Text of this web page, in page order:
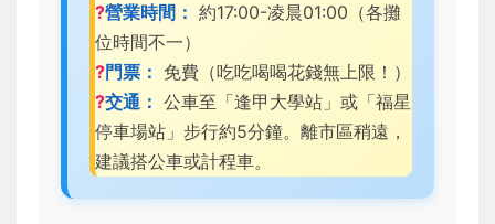
?營業時間： 約17:00-凌晨01:00（各攤
位時間不一）
?門票： 免費（吃吃喝喝花錢無上限！）
?交通： 公車至「逢甲大學站」或「福星
停車場站」步行約5分鐘。離市區稍遠，
建議搭公車或計程車。